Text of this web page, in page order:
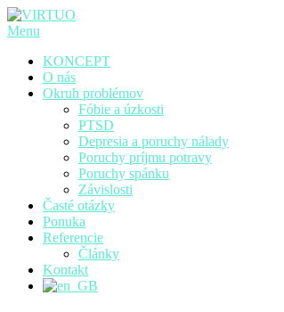
Prejsť
na
Menu
KONCEPT
O nás
Okruh problémov
Fóbie a úzkosti
PTSD
Depresia a poruchy nálady
Poruchy príjmu potravy
Poruchy spánku
Závislosti
Časté otázky
Ponuka
Referencie
Články
Kontakt